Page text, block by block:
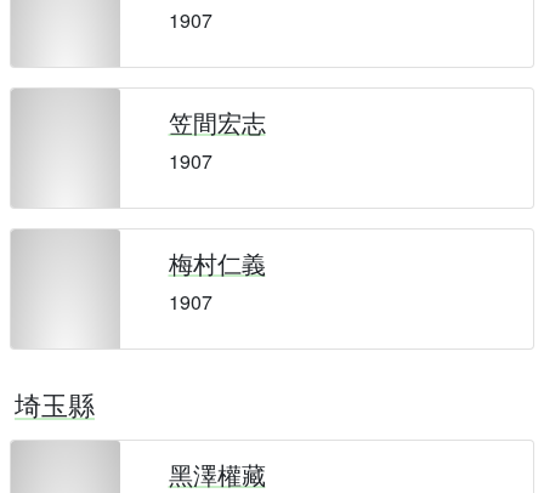
1907
笠間宏志
1907
梅村仁義
1907
埼玉縣
黑澤權藏